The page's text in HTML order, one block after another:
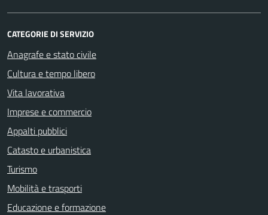
CATEGORIE DI SERVIZIO
Anagrafe e stato civile
Cultura e tempo libero
Vita lavorativa
Imprese e commercio
Appalti pubblici
Catasto e urbanistica
Turismo
Mobilità e trasporti
Educazione e formazione